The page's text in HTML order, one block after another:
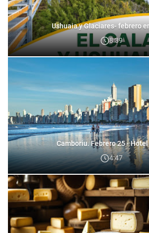
Ushuaia y Glaciares- febrero
8:39
Camboriu. Febrero 25 -
4:47